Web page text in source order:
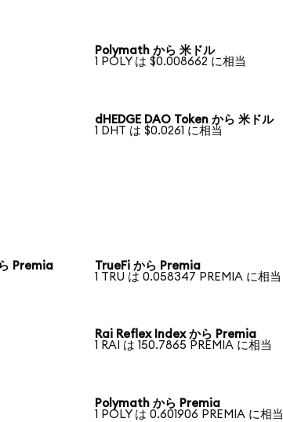
Polymath から 米ドル
1 POLY は $0.008662 に相当
dHEDGE DAO Token から 米ドル
1 DHT は $0.0261 に相当
Premia
TrueFi から Premia
1 TRU は 0.058347 PREMIA に相当
Rai Reflex Index から Premia
1 RAI は 150.7865 PREMIA に相当
Polymath から Premia
1 POLY は 0.601906 PREMIA に相当